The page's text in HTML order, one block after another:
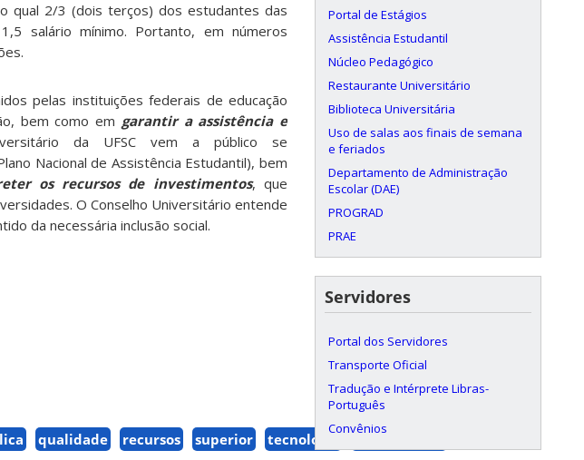
o qual 2/3 (dois terços) dos estudantes das
salário mínimo. Portanto, em números
pelas instituições federais de educação
bem como em garantir a assistência e
da UFSC vem a público se
Nacional de Assistência Estudantil), bem
os recursos de investimentos, que
O Conselho Universitário entende
da necessária inclusão social.
qualidade recursos superior tecnologia
Portal de Estágios
Assistência Estudantil
Núcleo Pedagógico
Restaurante Universitário
Biblioteca Universitária
Uso de salas aos finais de semana
e feriados
Departamento de Administração
Escolar (DAE)
PROGRAD
PRAE
Servidores
Portal dos Servidores
Transporte Oficial
Tradução e Intérprete Libras-
Português
Convênios